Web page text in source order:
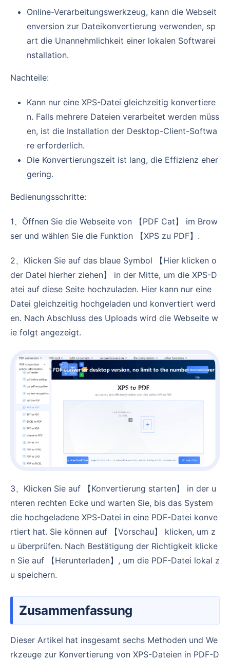
Online-Verarbeitungswerkzeug, kann die Webseit
enversion zur Dateikonvertierung verwenden, sp
art die Unannehmlichkeit einer lokalen Softwarei
nstallation.
Nachteile:
Kann nur eine XPS-Datei gleichzeitig konvertiere
n. Falls mehrere Dateien verarbeitet werden müss
en, ist die Installation der Desktop-Client-Softwa
re erforderlich.
Die Konvertierungszeit ist lang, die Effizienz eher
gering.
Bedienungsschritte:
1、Öffnen Sie die Webseite von 【PDF Cat】 im Brow
ser und wählen Sie die Funktion 【XPS zu PDF】.
2、Klicken Sie auf das blaue Symbol 【Hier klicken o
der Datei hierher ziehen】 in der Mitte, um die XPS-D
atei auf diese Seite hochzuladen. Hier kann nur eine
Datei gleichzeitig hochgeladen und konvertiert werd
en. Nach Abschluss des Uploads wird die Webseite w
ie folgt angezeigt.
3、Klicken Sie auf 【Konvertierung starten】 in der u
nteren rechten Ecke und warten Sie, bis das System
die hochgeladene XPS-Datei in eine PDF-Datei konve
rtiert hat. Sie können auf 【Vorschau】 klicken, um z
u überprüfen. Nach Bestätigung der Richtigkeit klicke
n Sie auf 【Herunterladen】, um die PDF-Datei lokal z
u speichern.
Zusammenfassung
Dieser Artikel hat insgesamt sechs Methoden und We
rkzeuge zur Konvertierung von XPS-Dateien in PDF-D